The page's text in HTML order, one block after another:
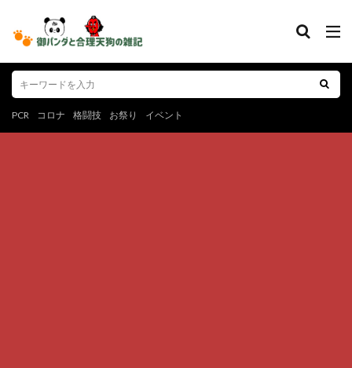
PCR コロナ 格闘技 お祭り イベント